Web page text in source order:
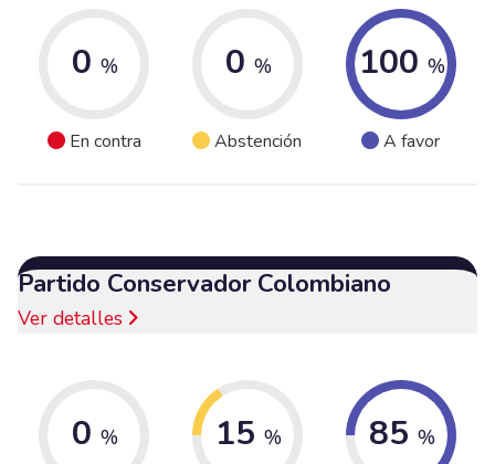
0 %
En contra
0 %
Abstención
100 %
A favor
Partido Conservador Colombiano
Ver detalles
0 % 15 % 85 %